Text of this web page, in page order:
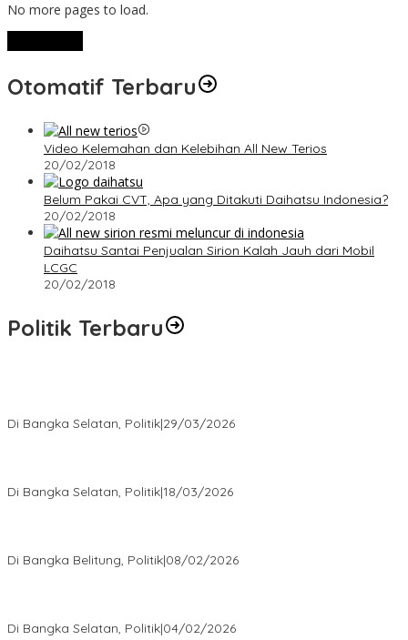
No more pages to load.
Otomatif Terbaru
Video Kelemahan dan Kelebihan All New Terios
20/02/2018
Belum Pakai CVT, Apa yang Ditakuti Daihatsu Indonesia?
20/02/2018
Daihatsu Santai Penjualan Sirion Kalah Jauh dari Mobil
LCGC
20/02/2018
Politik Terbaru
Di Bangka Selatan, Politik|29/03/2026
Di Bangka Selatan, Politik|18/03/2026
Di Bangka Belitung, Politik|08/02/2026
Di Bangka Selatan, Politik|04/02/2026